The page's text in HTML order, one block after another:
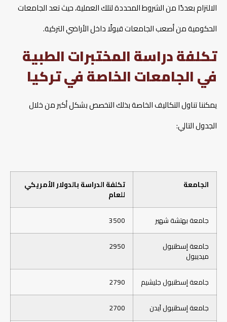
الالتزام بعددًا من الشروط المحددة لتلك العملية، حيث تعد الجامعات
الحكومية من أصعب الجامعات قبولًا داخل الأراضي التركية.
تكلفة دراسة المختبرات الطبية
في الجامعات الخاصة في تركيا
يمكننا تناول التكاليف الخاصة بذلك التخصص بشكل أكبر من خلال
الجدول التالي:
الجامعة تكلفة الدراسة بالدولار الأمريكي
للعام
جامعة بهتشة شهير
3500
جامعة إسطنبول
ميديبول
2950
جامعة إسطنبول جليشيم
2790
جامعة إسطنبول آيدن
2700